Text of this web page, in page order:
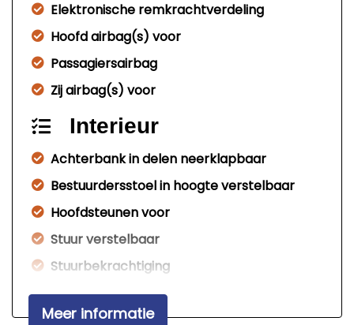
Elektronische remkrachtverdeling
Hoofd airbag(s) voor
Passagiersairbag
Zij airbag(s) voor
Interieur
Achterbank in delen neerklapbaar
Bestuurdersstoel in hoogte verstelbaar
Hoofdsteunen voor
Stuur verstelbaar
Stuurbekrachtiging
Exterieur
Meer informatie